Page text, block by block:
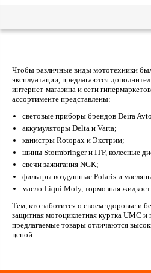
Чтобы различные виды мототехники
эксплуатации, предлагаются
интернет-магазина и сети
ассортименте представлены:
световые приборы брендов Deira
аккумуляторы Delta и Varta;
канистры Rotopax и Экстрим;
шины Stormbringer и ITP, колесные
свечи зажигания NGK;
фильтры воздушные Polaris и
масло Liqui Moly, тормозная
Тем, кто заботится о своем здоровье и
защитная мотоциклетная куртка UMC
предлагаемые товары отличаются
ценой.